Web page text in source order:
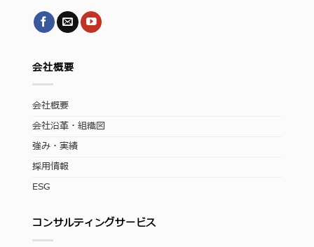
会社概要
会社概要
会社沿革・組織図
強み・実績
採用情報
ESG
コンサルティングサービス